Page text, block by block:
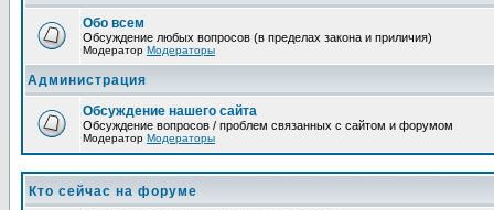
Обо всем
Обсуждение любых вопросов (в пределах закона и приличия)
Модератор Модераторы
Администрация
Обсуждение нашего сайта
Обсуждение вопросов / проблем связанных с сайтом и форумом
Модератор Модераторы
Кто сейчас на форуме